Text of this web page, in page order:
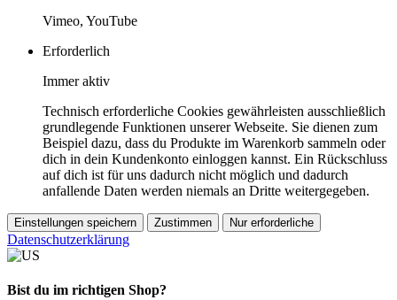
Vimeo, YouTube
Erforderlich
Immer aktiv
Technisch erforderliche Cookies gewährleisten ausschließlich
grundlegende Funktionen unserer Webseite. Sie dienen zum
Beispiel dazu, dass du Produkte im Warenkorb sammeln oder
dich in dein Kundenkonto einloggen kannst. Ein Rückschluss
auf dich ist für uns dadurch nicht möglich und dadurch
anfallende Daten werden niemals an Dritte weitergegeben.
Einstellungen speichern Zustimmen Nur erforderliche
Datenschutzerklärung
Bist du im richtigen Shop?